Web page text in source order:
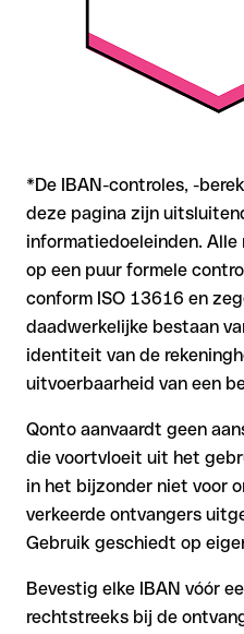
*De IBAN-controles, -
deze pagina zijn
informatiedoeleinden.
op een puur formele
conform ISO 13616 en
daadwerkelijke bestaan
identiteit van de
uitvoerbaarheid van een
Qonto aanvaardt geen
die voortvloeit uit het
in het bijzonder niet voor
verkeerde ontvangers
Gebruik geschiedt op
Bevestig elke IBAN vóór
rechtstreeks bij de